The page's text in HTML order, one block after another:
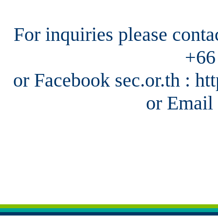
For inquiries please
or Facebook sec.or.th :
or Email